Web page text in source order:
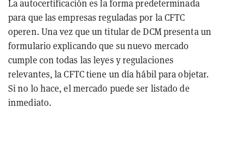
La autocertificación es la forma predeterminada
para que las empresas reguladas por la CFTC
operen. Una vez que un titular de DCM presenta un
formulario explicando que su nuevo mercado
cumple con todas las leyes y regulaciones
relevantes, la CFTC tiene un día hábil para objetar.
Si no lo hace, el mercado puede ser listado de
inmediato.